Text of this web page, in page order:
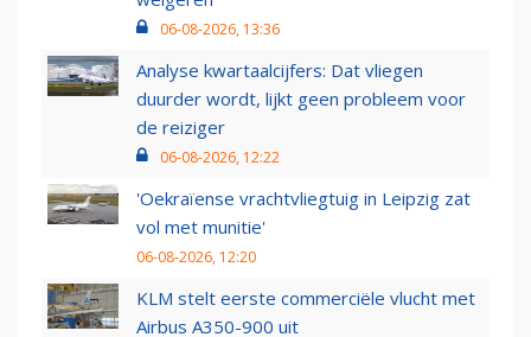
06-08-2026, 13:36
Analyse kwartaalcijfers: Dat vliegen
duurder wordt, lijkt geen probleem voor
de reiziger
06-08-2026, 12:22
'Oekraïense vrachtvliegtuig in Leipzig zat
vol met munitie'
06-08-2026, 12:20
KLM stelt eerste commerciële vlucht met
Airbus A350-900 uit